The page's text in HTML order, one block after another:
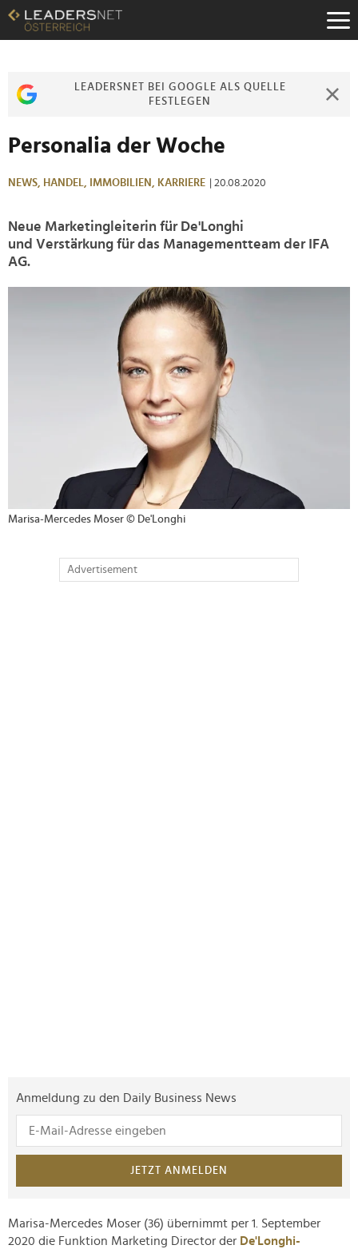
Zum
Inhalt
Zur
Zur
LEADERSNET BEI GOOGLE ALS QUELLE
FESTLEGEN
Personalia der Woche
NEWS, HANDEL, IMMOBILIEN, KARRIERE | 20.08.2020
Neue Marketingleiterin für De'Longhi
und Verstärkung für das Managementteam der IFA
AG.
Marisa-Mercedes Moser © De'Longhi
Advertisement
Anmeldung zu den Daily Business News
JETZT ANMELDEN
Marisa-Mercedes Moser (36) übernimmt per 1. September
2020 die Funktion Marketing Director der De'Longhi-